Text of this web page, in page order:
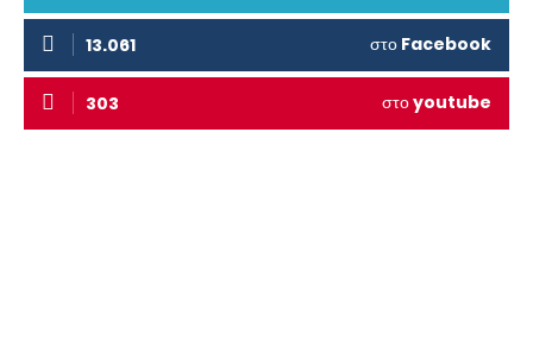
13.061 στο Facebook
303 στοyoutube